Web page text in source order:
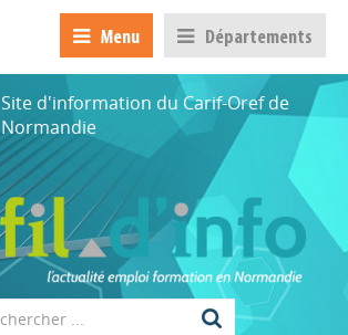
Menu Départements
Site d'information du Carif-Oref de
Normandie